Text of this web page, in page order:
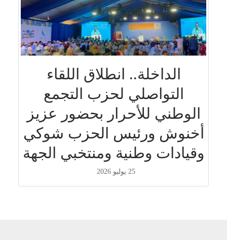
الداخلة.. انطلاق اللقاء
التواصلي لحزب التجمع
الوطني للأحرار بحضور عزيز
أخنوش ورئيس الحزب شوكي
وقيادات وطنية ومنتخبي الجهة
25 يوليو 2026